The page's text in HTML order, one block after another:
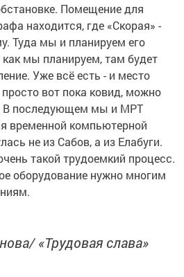
Помещение для
находится, где «Скорая» -
Туда мы и планируем его
мы планируем, там будет
Уже всё есть - и место
вот пока ковид, можно
В последующем мы и МРТ
временной компьютерной
не из Сабов, а из Елабуги.
такой трудоемкий процесс.
оборудование нужно многим
«Трудовая слава»